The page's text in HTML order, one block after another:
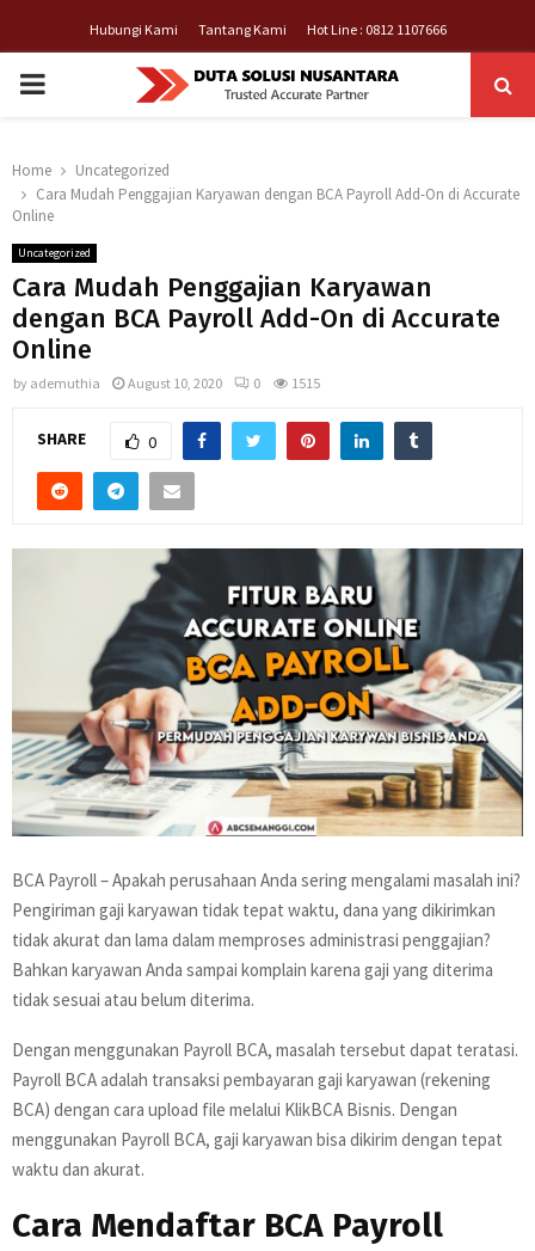
Hubungi Kami Tantang Kami Hot Line : 0812 1107666
PRIMARY
Home
Uncategorized
Cara Mudah Penggajian Karyawan dengan BCA Payroll Add-On di Accurate
Online
Uncategorized
Cara Mudah Penggajian Karyawan
dengan BCA Payroll Add-On di Accurate
Online
by ademuthia August 10, 2020 0 1515
SHARE 0
BCA Payroll – Apakah perusahaan Anda sering mengalami masalah ini?
Pengiriman gaji karyawan tidak tepat waktu, dana yang dikirimkan
tidak akurat dan lama dalam memproses administrasi penggajian?
Bahkan karyawan Anda sampai komplain karena gaji yang diterima
tidak sesuai atau belum diterima.
Dengan menggunakan Payroll BCA, masalah tersebut dapat teratasi.
Payroll BCA adalah transaksi pembayaran gaji karyawan (rekening
BCA) dengan cara upload file melalui KlikBCA Bisnis. Dengan
menggunakan Payroll BCA, gaji karyawan bisa dikirim dengan tepat
waktu dan akurat.
Cara Mendaftar BCA Payroll